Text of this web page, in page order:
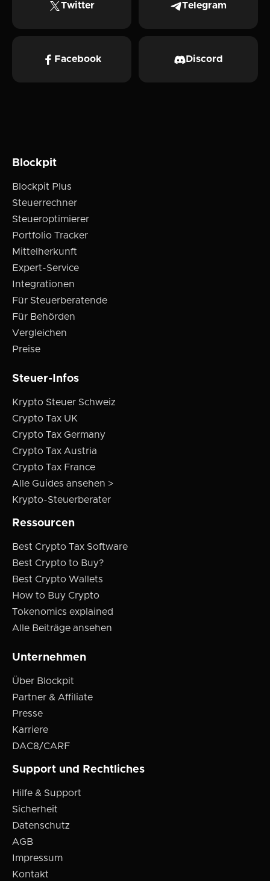
Twitter Telegram
Facebook Discord
Blockpit
Blockpit Plus
Steuerrechner
Steueroptimierer
Portfolio Tracker
Mittelherkunft
Expert-Service
Integrationen
Für Steuerberatende
Für Behörden
Vergleichen
Preise
Steuer-Infos
Krypto Steuer Schweiz
Crypto Tax UK
Crypto Tax Germany
Crypto Tax Austria
Crypto Tax France
Alle Guides ansehen >
Krypto-Steuerberater
Ressourcen
Best Crypto Tax Software
Best Crypto to Buy?
Best Crypto Wallets
How to Buy Crypto
Tokenomics explained
Alle Beiträge ansehen
Unternehmen
Über Blockpit
Partner & Affiliate
Presse
Karriere
DAC8/CARF
Support und Rechtliches
Hilfe & Support
Sicherheit
Datenschutz
AGB
Impressum
Kontakt